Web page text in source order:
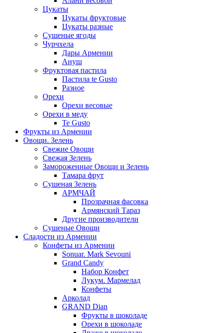
Цукаты
Цукаты фруктовые
Цукаты разные
Сушеные ягоды
Чурчхела
Дары Армении
Ануш
Фруктовая пастила
Пастила te Gusto
Разное
Орехи
Орехи весовые
Орехи в меду
Te Gusto
Фрукты из Армении
Овощи. Зелень
Свежие Овощи
Свежая Зелень
Замороженные Овощи и Зелень
Тамара фрут
Сушеная Зелень
АРМЧАЙ
Прозрачная фасовка
Армянский Тараз
Другие производители
Сушеные Овощи
Сладости из Армении
Конфеты из Армении
Sonuar. Mark Sevouni
Grand Candy
Набор Конфет
Лукум. Мармелад
Конфеты
Арколад
GRAND Dian
Фрукты в шоколаде
Орехи в шоколаде